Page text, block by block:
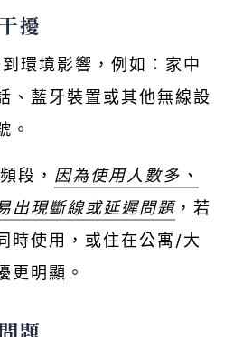
擾
環境影響，例如：家中
、藍牙裝置或其他無線設
。
段， 因為使用人數多、
出現斷線或延遲問題，若
時使用，或住在公寓/大
更明顯。
題